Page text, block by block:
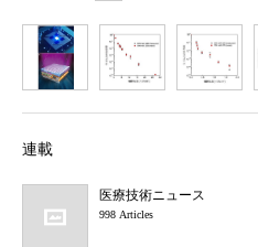
連載
医療技術ニュース
998 Articles